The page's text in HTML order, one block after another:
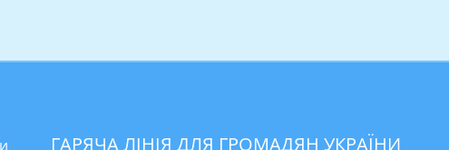
ГАРЯЧА ЛІНІЯ ДЛЯ ГРОМАДЯН УКРАЇНИ